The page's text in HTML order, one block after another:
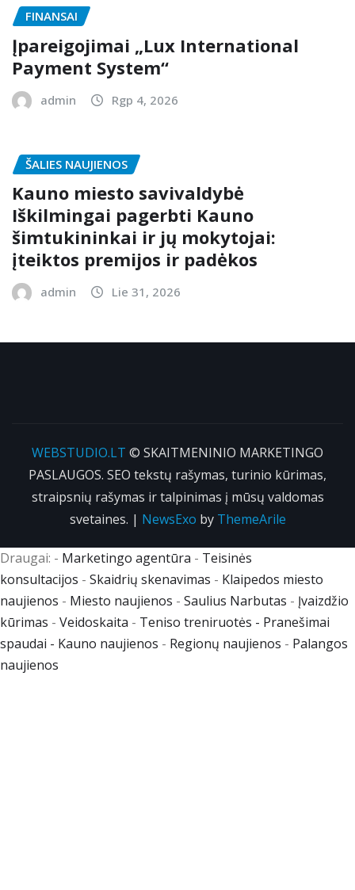
FINANSAI
Įpareigojimai „Lux International
Payment System“
admin Rgp 4, 2026
ŠALIES NAUJIENOS
Kauno miesto savivaldybė
Iškilmingai pagerbti Kauno
šimtukininkai ir jų mokytojai:
įteiktos premijos ir padėkos
admin Lie 31, 2026
WEBSTUDIO.LT © SKAITMENINIO MARKETINGO
PASLAUGOS. SEO tekstų rašymas, turinio kūrimas,
straipsnių rašymas ir talpinimas į mūsų valdomas
svetaines. | NewsExo by ThemeArile
Draugai: - Marketingo agentūra - Teisinės
konsultacijos - Skaidrių skenavimas - Klaipedos miesto
naujienos - Miesto naujienos - Saulius Narbutas - Įvaizdžio
kūrimas - Veidoskaita - Teniso treniruotės - Pranešimai
spaudai - Kauno naujienos - Regionų naujienos - Palangos
naujienos